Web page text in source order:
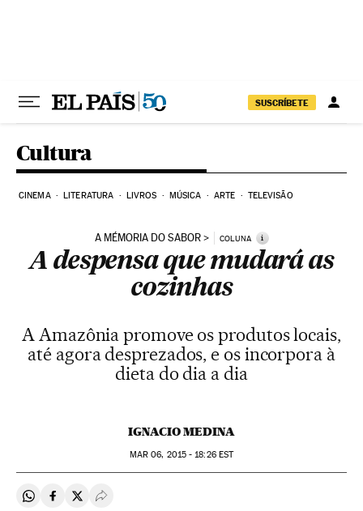
SUSCRÍBETE
Cultura
CINEMA LITERATURA LIVROS MÚSICA ARTE TELEVISÃO
A MÉMORIA DO SABOR COLUNA i
A despensa que mudará as
cozinhas
A Amazônia promove os produtos locais,
até agora desprezados, e os incorpora à
dieta do dia a dia
IGNACIO MEDINA
MAR 06, 2015 - 18:26EST
Compartir en Whatsapp
Compartir en Facebook
Compartir en Twitter
Desplegar Redes Sociales